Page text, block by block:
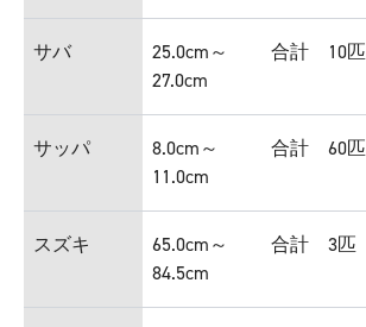
サバ
25.0cm～
27.0cm
合計 10匹
サッパ
8.0cm～
11.0cm
合計 60匹
スズキ
65.0cm～
84.5cm
合計 3匹